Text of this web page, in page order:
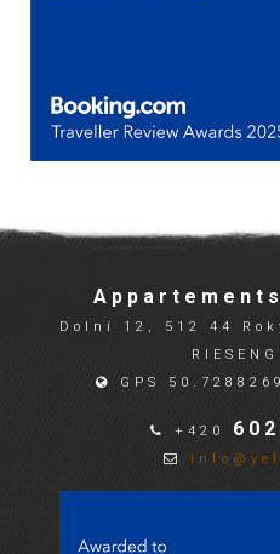
Appartements
Dolní 12, 512 44
GPS
+420